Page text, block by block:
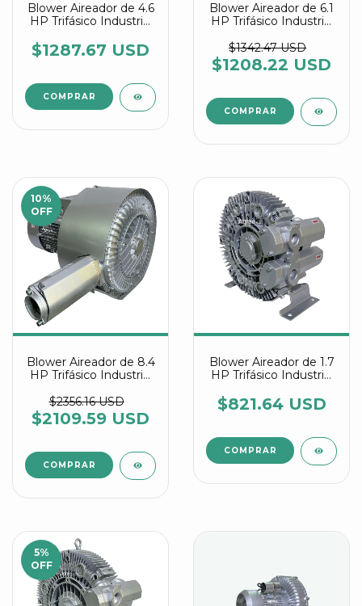
Blower Aireador de 4.6
HP Trifásico Industrial
2RB 520 7WW46
$1287.67 USD
Blower Aireador de 6.1
HP Trifásico Industrial
2RB 520 7WW56
$1342.47 USD
$1208.22 USD
10%
OFF
Blower Aireador de 8.4
HP Trifásico Industrial
2RB 720 7WW46
$2356.16 USD
$2109.59 USD
Blower Aireador de 1.7
HP Trifásico Industrial
0AW16-7
$821.64 USD
5%
OFF